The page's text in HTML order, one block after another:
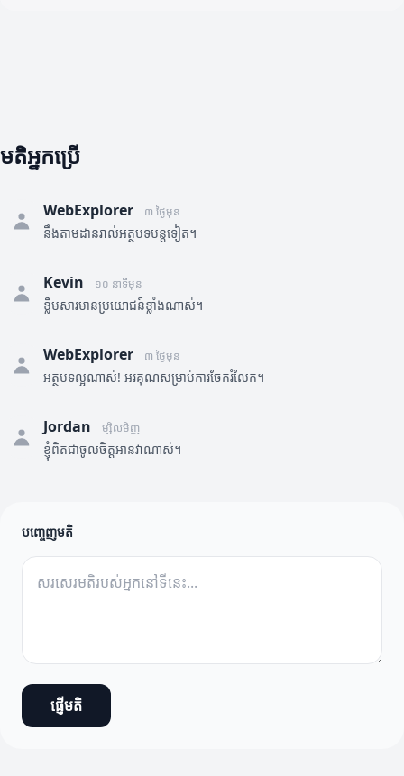
មតិអ្នកប្រើ
WebExplorer ៣ ថ្ងៃមុន
នឹងតាមដានរាល់អត្ថបទបន្តទៀត។
Kevin ១០ នាទីមុន
ខ្លឹមសារមានប្រយោជន៍ខ្លាំងណាស់។
WebExplorer ៣ ថ្ងៃមុន
អត្ថបទល្អណាស់! អរគុណសម្រាប់ការចែករំលែក។
Jordan ម្សិលមិញ
ខ្ញុំពិតជាចូលចិត្តអានវាណាស់។
បញ្ចេញមតិ
ផ្ញើមតិ